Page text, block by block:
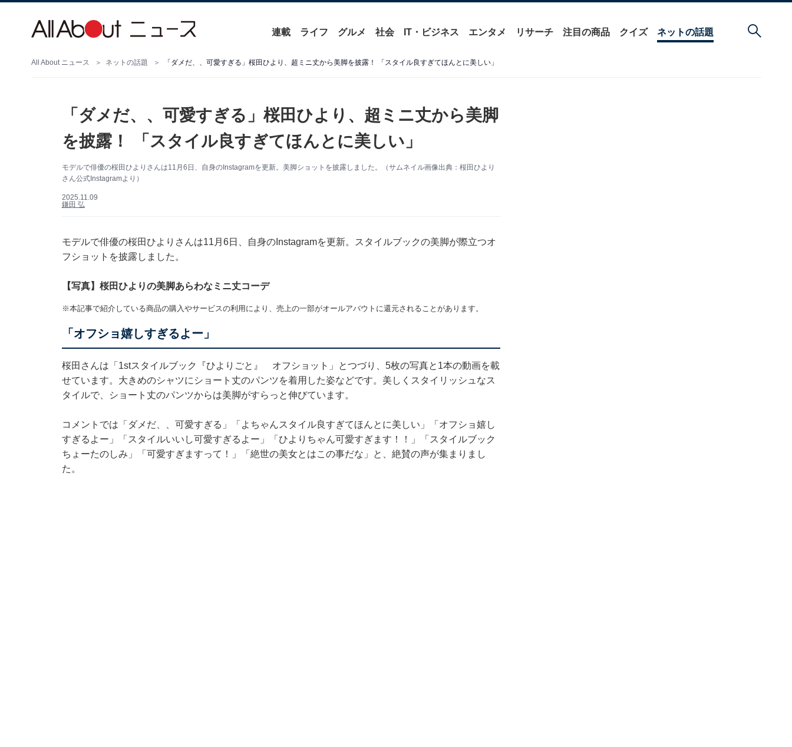
連載 ライフ グルメ 社会 IT・ビジネス エンタメ リサーチ 注目の商品 クイズ ネットの話題
All About ニュース ネットの話題 「ダメだ、、可愛すぎる」桜田ひより、超ミニ丈から美脚を披露！ 「スタイル良すぎてほんとに美しい」
「ダメだ、、可愛すぎる」桜田ひより、超ミニ丈から美脚
を披露！ 「スタイル良すぎてほんとに美しい」
モデルで俳優の桜田ひよりさんは11月6日、自身のInstagramを更新。美脚ショットを披露しました。（サムネイル画像出典：桜田ひより
さん公式Instagramより）
2025.11.09
鎌田 弘
モデルで俳優の桜田ひよりさんは11月6日、自身のInstagramを更新。スタイルブックの美脚が際立つオ
フショットを披露しました。
【写真】桜田ひよりの美脚あらわなミニ丈コーデ
※本記事で紹介している商品の購入やサービスの利用により、売上の一部がオールアバウトに還元されることがあります。
「オフショ嬉しすぎるよー」
桜田さんは「1stスタイルブック『ひよりごと』 オフショット」とつづり、5枚の写真と1本の動画を載
せています。大きめのシャツにショート丈のパンツを着用した姿などです。美しくスタイリッシュなス
タイルで、ショート丈のパンツからは美脚がすらっと伸びています。
コメントでは「ダメだ、、可愛すぎる」「よちゃんスタイル良すぎてほんとに美しい」「オフショ嬉し
すぎるよー」「スタイルいいし可愛すぎるよー」「ひよりちゃん可愛すぎます！！」「スタイルブック
ちょーたのしみ」「可愛すぎますって！」「絶世の美女とはこの事だな」と、絶賛の声が集まりまし
た。